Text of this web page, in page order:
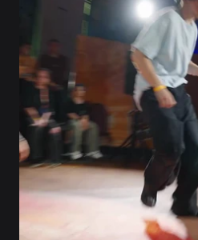
Полуфиналист в составе
Кноопс&М в проекте «Лига
Финалист Баттла “Gatsby”
2025 Гуанчжоу, КНР
2-е место в составе команды
на чемпионате “World of
Гуанчжоу, КНР